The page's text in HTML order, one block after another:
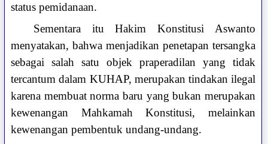
status pemidanaan.
Sementara itu Hakim Konstitusi Aswanto
menyatakan, bahwa menjadikan penetapan tersangka
sebagai salah satu objek praperadilan yang tidak
tercantum dalam KUHAP, merupakan tindakan ilegal
karena membuat norma baru yang bukan merupakan
kewenangan Mahkamah Konstitusi, melainkan
kewenangan pembentuk undang-undang.